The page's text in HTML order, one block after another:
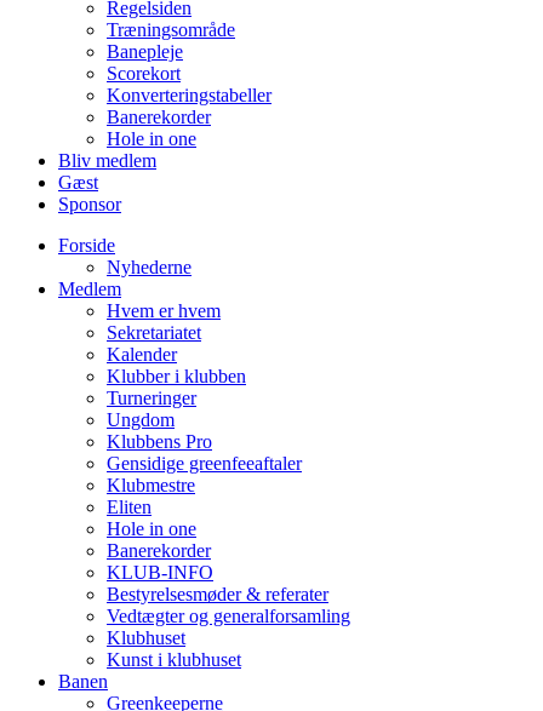
Regelsiden
Træningsområde
Banepleje
Scorekort
Konverteringstabeller
Banerekorder
Hole in one
Bliv medlem
Gæst
Sponsor
Forside
Nyhederne
Medlem
Hvem er hvem
Sekretariatet
Kalender
Klubber i klubben
Turneringer
Ungdom
Klubbens Pro
Gensidige greenfeeaftaler
Klubmestre
Eliten
Hole in one
Banerekorder
KLUB-INFO
Bestyrelsesmøder & referater
Vedtægter og generalforsamling
Klubhuset
Kunst i klubhuset
Banen
Greenkeeperne